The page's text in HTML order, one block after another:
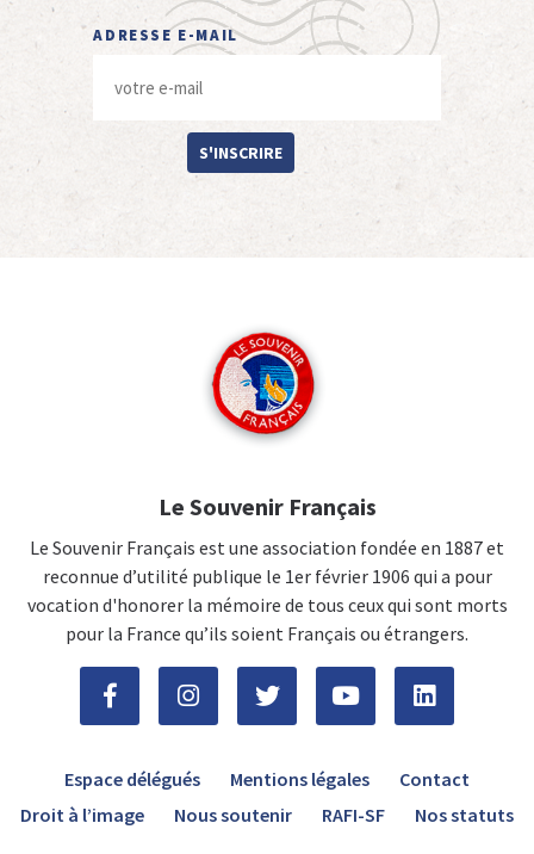
ADRESSE E-MAIL
S'INSCRIRE
Le Souvenir Français
Le Souvenir Français est une association fondée en 1887 et
reconnue d’utilité publique le 1er février 1906 qui a pour
vocation d'honorer la mémoire de tous ceux qui sont morts
pour la France qu’ils soient Français ou étrangers.
Espace délégués Mentions légales
Contact
Droit à l’image
Nous soutenir RAFI-SF Nos statuts